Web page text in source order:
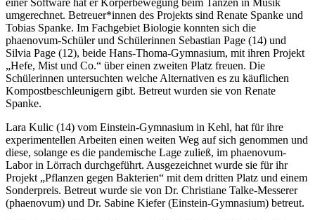
einer Software hat er Körperbewegung beim Tanzen in Musik
umgerechnet. Betreuer*innen des Projekts sind Renate Spanke und
Tobias Spanke. Im Fachgebiet Biologie konnten sich die
phaenovum-Schüler und Schülerinnen Sebastian Page (14) und
Silvia Page (12), beide Hans-Thoma-Gymnasium, mit ihren Projekt
„Hefe, Mist und Co.“ über einen zweiten Platz freuen. Die
Schülerinnen untersuchten welche Alternativen es zu käuflichen
Kompostbeschleunigern gibt. Betreut wurden sie von Renate
Spanke.
Lara Kulic (14) vom Einstein-Gymnasium in Kehl, hat für ihre
experimentellen Arbeiten einen weiten Weg auf sich genommen und
diese, solange es die pandemische Lage zuließ, im phaenovum-
Labor in Lörrach durchgeführt. Ausgezeichnet wurde sie für ihr
Projekt „Pflanzen gegen Bakterien“ mit dem dritten Platz und einem
Sonderpreis. Betreut wurde sie von Dr. Christiane Talke-Messerer
(phaenovum) und Dr. Sabine Kiefer (Einstein-Gymnasium) betreut.